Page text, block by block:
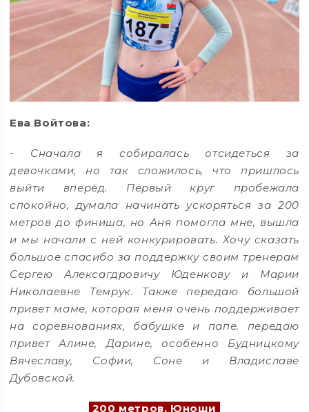
Ева Войтова:
- Сначала я собиралась отсидеться за
девочками, но так сложилось, что пришлось
выйти вперёд. Первый круг пробежала
спокойно, думала начинать ускоряться за 200
метров до финиша, но Аня помогла мне, вышла
и мы начали с ней конкурировать. Хочу сказать
большое спасибо за поддержку своим тренерам
Сергею Алексагдровичу Юденкову и Марии
Николаевне Темрук. Также передаю большой
привет маме, которая меня очень поддерживает
на соревнованиях, бабушке и папе. передаю
привет Алине, Дарине, особенно Будницкому
Вячеславу, Софии, Соне и Владиславе
Дубовской.
200 метров. Юноши